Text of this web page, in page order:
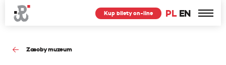
PL EN
Kup bilety on-line
Zasoby muzeum